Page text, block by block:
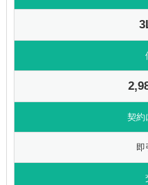
契約
即